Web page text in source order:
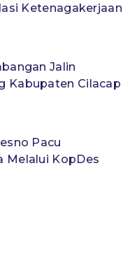
Ketenagakerjaan
Jalin
Kabupaten Cilacap
Pacu
Melalui KopDes